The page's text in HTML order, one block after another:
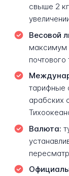
свыше 2
Весовой
максимум
тарифные
арабских
Валюта: